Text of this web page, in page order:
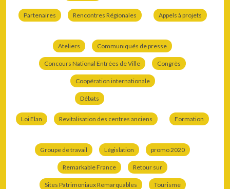
Partenaires Rencontres Régionales Appels à projets
Ateliers Communiqués de presse
Concours National Entrées de Ville Congrès
Coopération internationale
Débats
Loi Elan Revitalisation des centres anciens Formation
Groupe de travail Législation promo 2020
Remarkable France Retour sur
Sites Patrimoniaux Remarquables Tourisme